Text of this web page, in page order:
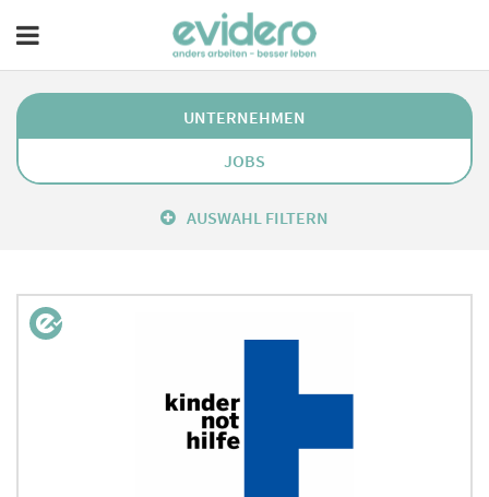
UNTERNEHMEN
JOBS
AUSWAHL FILTERN